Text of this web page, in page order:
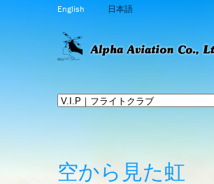
English 日本語
空から見た虹